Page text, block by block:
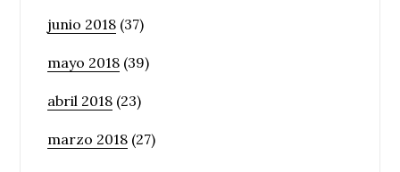
junio 2018 (37)
mayo 2018 (39)
abril 2018 (23)
marzo 2018 (27)